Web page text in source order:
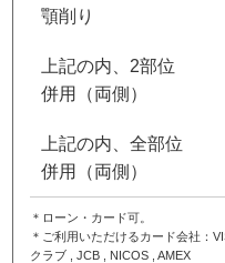
顎削り
上記の内、2部位
併用（両側）
上記の内、全部位
併用（両側）
＊ローン・カード可。
＊ご利用いただけるカード会社：
クラブ , JCB , NICOS , AMEX